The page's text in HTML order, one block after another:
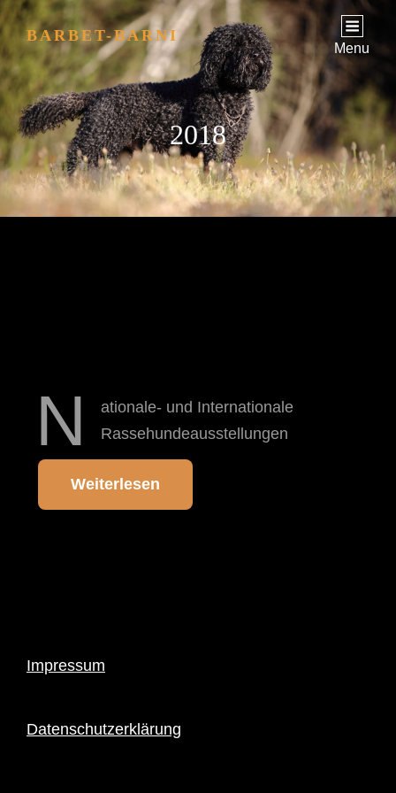
BARBET-BARNI
Menu
2018
N
ationale- und Internationale
Rassehundeausstellungen
Weiterlesen
Impressum
Datenschutzerklärung